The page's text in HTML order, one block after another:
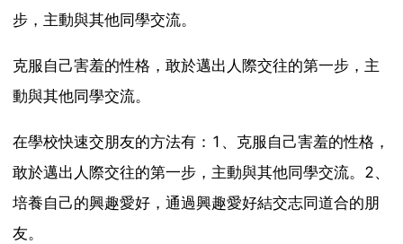
步，主動與其他同學交流。
克服自己害羞的性格，敢於邁出人際交往的第一步，主
動與其他同學交流。
在學校快速交朋友的方法有：1、克服自己害羞的性格，
敢於邁出人際交往的第一步，主動與其他同學交流。2、
培養自己的興趣愛好，通過興趣愛好結交志同道合的朋
友。